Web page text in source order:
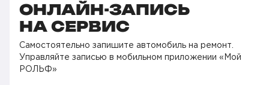
ОНЛАЙН-ЗАПИСЬ
НА СЕРВИС
Самостоятельно запишите автомобиль на ремонт.
Управляйте записью в мобильном приложении «Мой
РОЛЬФ»